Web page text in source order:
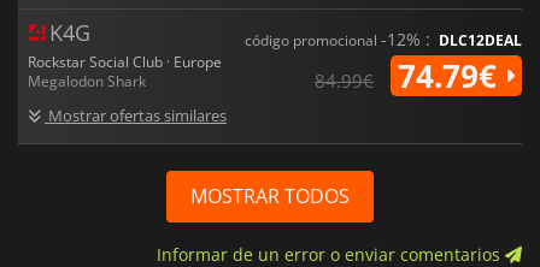
K4G
Rockstar Social Club · Europe
Megalodon Shark
Mostrar ofertas similares
código promocional -12% : DLC12DEAL
84.99€ 74.79€
MOSTRAR TODOS
Informar de un error o enviar comentarios